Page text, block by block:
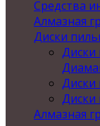
Средства
Алмазная
Диски
Диски
Диски
Алмазная